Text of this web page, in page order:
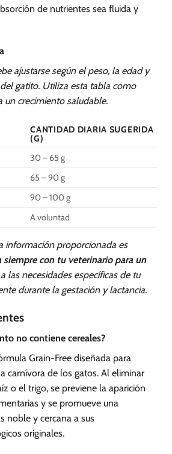
de nutrientes sea fluida y
ajustarse según el peso, la edad y
gatito. Utiliza esta tabla como
un crecimiento saludable.
CANTIDAD DIARIA SUGERIDA
(G)
30 – 65 g
65 – 90 g
90 – 100 g
A voluntad
información proporcionada es
siempre con tu veterinario para un
las necesidades específicas de tu
durante la gestación y lactancia.
no contiene cereales?
Grain-Free diseñada para
carnívora de los gatos. Al eliminar
o el trigo, se previene la aparición
y se promueve una
noble y cercana a sus
originales.